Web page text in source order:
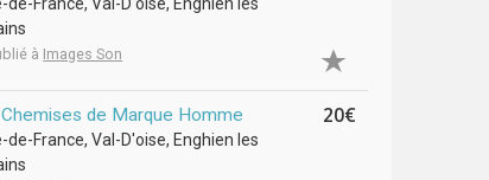
à Images Son
de Marque Homme
de-France, Val-D'oise, Enghien les
20€